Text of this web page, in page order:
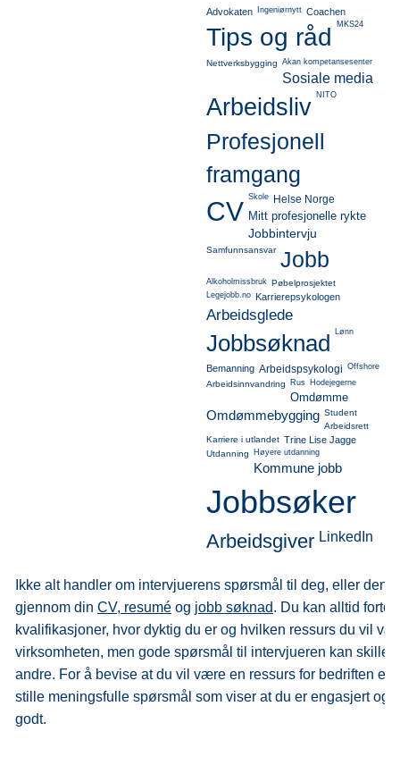
Advokaten Ingeniørnytt Coachen
Tips og råd MKS24
Nettverksbygging Akan kompetansesenter
Sosiale media
Arbeidsliv NITO
Profesjonell
framgang
CV Skole Helse Norge
Mitt profesjonelle rykte
Jobbintervju
Samfunnsansvar Jobb
Alkoholmissbruk Pøbelprosjektet
Legejobb.no Karrierepsykologen
Arbeidsglede
Jobbsøknad Lønn
Bemanning Arbeidspsykologi Offshore
Arbeidsinnvandring Rus Hodejegerne
Omdømme
Omdømmebygging Student
Arbeidsrett
Karriere i utlandet Trine Lise Jagge
Utdanning Høyere utdanning
Kommune jobb
Jobbsøker
Arbeidsgiver LinkedIn
Ikke alt handler om intervjuerens spørsmål til deg, eller den
gjennom dinCV, resumé og jobb søknad. Du kan alltid
kvalifikasjoner, hvor dyktig du er og hvilken ressurs du vil
virksomheten, men gode spørsmål til intervjueren kan skille
andre. For å bevise at du vil være en ressurs for bedriften er
stille meningsfulle spørsmål som viser at du er engasjert og
godt.